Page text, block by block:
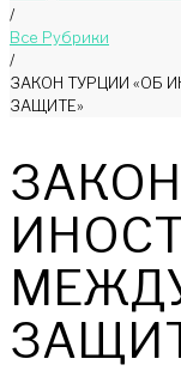
/
Bce Pyбрики
/
ЗАКОН ТУРЦИИ «ОБ
ЗАЩИТЕ»